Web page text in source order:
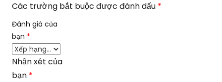
Các trường bắt buộc được đánh dấu *
Đánh giá của
bạn *
Nhận xét của
bạn *